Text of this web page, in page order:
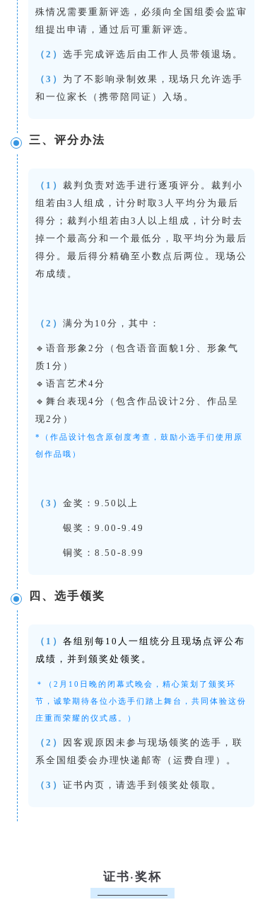
殊情况需要重新评选，必须向全国组委会监审
组提出申请，通过后可重新评选。
（2） 选手完成评选后由工作人员带领退场。
（3） 为了不影响录制效果，现场只允许选手
和一位家长（携带陪同证）入场。
三、评分办法
（1） 裁判负责对选手进行逐项评分。裁判小
组若由3人组成，计分时取3人平均分为最后
得分；裁判小组若由3人以上组成，计分时去
掉一个最高分和一个最低分，取平均分为最后
得分。最后得分精确至小数点后两位。现场公
布成绩。
（2） 满分为10分，其中：
🔹语音形象2分（包含语音面貌1分、形象气
质1分）
🔹语言艺术4分
🔹舞台表现4分（包含作品设计2分、作品呈
现2分）
*（作品设计包含原创度考查，鼓励小选手们使用原
创作品哦）
（3） 金奖：9.50以上
银奖：9.00-9.49
铜奖：8.50-8.99
四、选手领奖
（1） 各组别每10人一组统分且现场点评公布
成绩，并到颁奖处领奖。
＊
（2月10日晚的闭幕式晚会，精心策划了颁奖环
节，诚挚期待各位小选手们踏上舞台，共同体验这份
庄重而荣耀的仪式感。）
（2）
因客观原因未参与现场领奖的选手，联
系全国组委会办理快递邮寄（运费自理）。
（3） 证书内页，请选手到领奖处领取。
证书·奖杯